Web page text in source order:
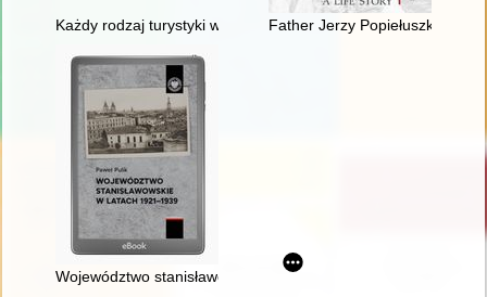
Każdy rodzaj turystyki wymaga innego ekwipunku" :
Father Jerzy Popiełuszko : a
Województwo stanisławowskie w latach 1921-1939